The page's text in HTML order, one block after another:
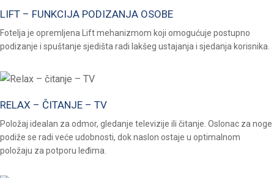
LIFT – FUNKCIJA PODIZANJA OSOBE
Fotelja je opremljena Lift mehanizmom koji omogućuje postupno
podizanje i spuštanje sjedišta radi lakšeg ustajanja i sjedanja korisnika.
RELAX – ČITANJE – TV
Položaj idealan za odmor, gledanje televizije ili čitanje. Oslonac za noge
podiže se radi veće udobnosti, dok naslon ostaje u optimalnom
položaju za potporu leđima.